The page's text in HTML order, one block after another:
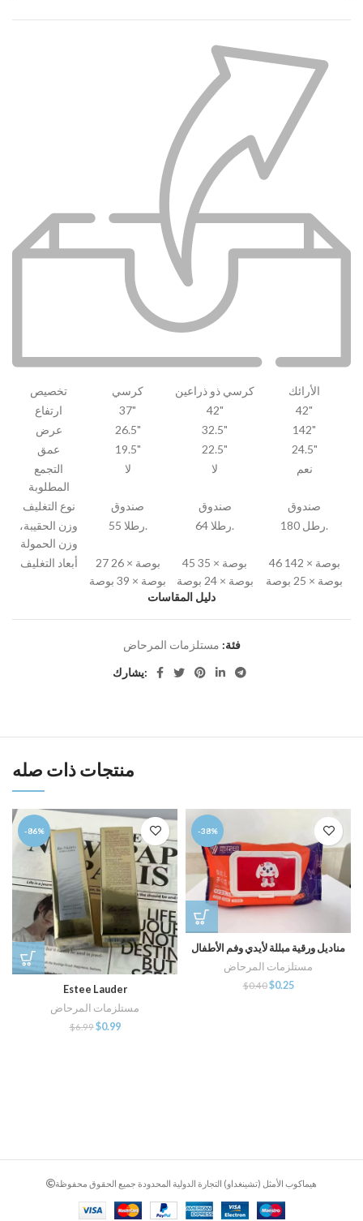
تخصيص كرسي كرسي ذو ذراعين
الأرائك
ارتفاع
37" 42"
42"
عرض
26.5" 32.5"
142"
عمق
19.5" 22.5"
24.5"
التجمع
المطلوبة
لا لا نعم
نوع التغليف صندوق صندوق
صندوق
وزن الحقيبة،
وزن الحمولة
55 رطلا. 64 رطلا. 180 رطل.
أبعاد التغليف
27 بوصة × 26
بوصة × 39 بوصة
45 بوصة × 35
بوصة × 24 بوصة
46 بوصة × 142
بوصة × 25 بوصة
دليل المقاسات
فئة: مستلزمات المرحاض
يشارك:
منتجات ذات صله
-86%
Estee Lauder
مستلزمات المرحاض
$6.99$0.99
-38%
مناديل ورقية مبللة لأيدي وفم الأطفال
مستلزمات المرحاض
$0.40$0.25
هيماكوب الأمثل (تشينغداو) التجارة الدولية المحدودة جميع الحقوق محفوظة